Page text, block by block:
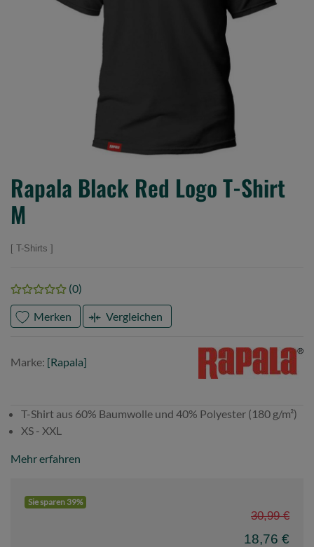
Rapala Black Red Logo T-Shirt
M
T-Shirts
(0)
Merken Vergleichen
Marke: [Rapala]
Rapala
T-Shirt aus 60% Baumwolle und 40% Polyester (180 g/m²)
XS - XXL
Mehr erfahren
Sie sparen 39%
30,99 €
18,76 €